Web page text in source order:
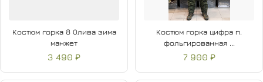
Костюм горка 8 Олива зима
манжет
3 490 ₽
Костюм горка цифра п.
фольгированная ...
7 900 ₽